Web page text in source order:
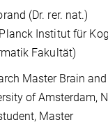
(Dr. rer. nat.)
Institut für
Fakultät)
Master Brain
of Amsterdam,
Master